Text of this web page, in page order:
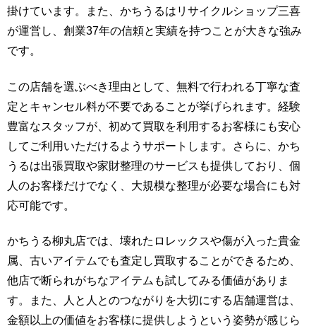
掛けています。また、かちうるはリサイクルショップ三喜
が運営し、創業37年の信頼と実績を持つことが大きな強み
です。
この店舗を選ぶべき理由として、無料で行われる丁寧な査
定とキャンセル料が不要であることが挙げられます。経験
豊富なスタッフが、初めて買取を利用するお客様にも安心
してご利用いただけるようサポートします。さらに、かち
うるは出張買取や家財整理のサービスも提供しており、個
人のお客様だけでなく、大規模な整理が必要な場合にも対
応可能です。
かちうる柳丸店では、壊れたロレックスや傷が入った貴金
属、古いアイテムでも査定し買取することができるため、
他店で断られがちなアイテムも試してみる価値がありま
す。また、人と人とのつながりを大切にする店舗運営は、
金額以上の価値をお客様に提供しようという姿勢が感じら